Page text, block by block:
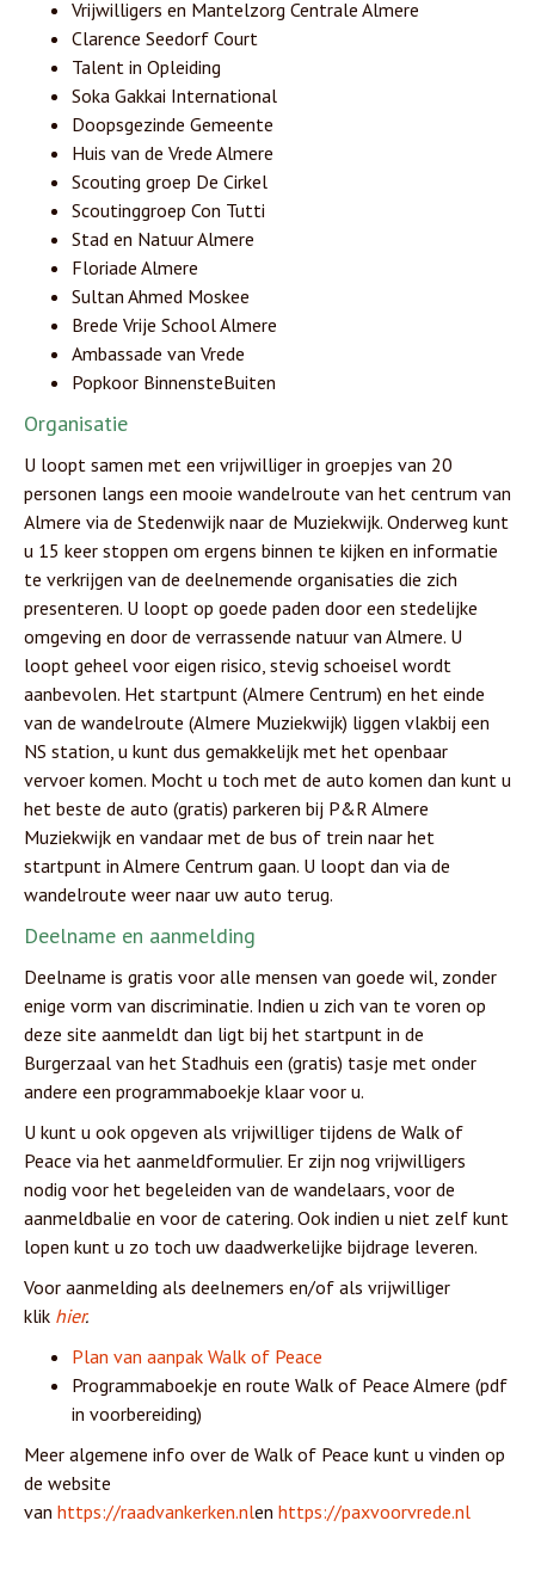
Vrijwilligers en Mantelzorg Centrale Almere
Clarence Seedorf Court
Talent in Opleiding
Soka Gakkai International
Doopsgezinde Gemeente
Huis van de Vrede Almere
Scouting groep De Cirkel
Scoutinggroep Con Tutti
Stad en Natuur Almere
Floriade Almere
Sultan Ahmed Moskee
Brede Vrije School Almere
Ambassade van Vrede
Popkoor BinnensteBuiten
Organisatie
U loopt samen met een vrijwilliger in groepjes van 20
personen langs een mooie wandelroute van het centrum van
Almere via de Stedenwijk naar de Muziekwijk. Onderweg kunt
u 15 keer stoppen om ergens binnen te kijken en informatie
te verkrijgen van de deelnemende organisaties die zich
presenteren. U loopt op goede paden door een stedelijke
omgeving en door de verrassende natuur van Almere. U
loopt geheel voor eigen risico, stevig schoeisel wordt
aanbevolen. Het startpunt (Almere Centrum) en het einde
van de wandelroute (Almere Muziekwijk) liggen vlakbij een
NS station, u kunt dus gemakkelijk met het openbaar
vervoer komen. Mocht u toch met de auto komen dan kunt u
het beste de auto (gratis) parkeren bij P&R Almere
Muziekwijk en vandaar met de bus of trein naar het
startpunt in Almere Centrum gaan. U loopt dan via de
wandelroute weer naar uw auto terug.
Deelname en aanmelding
Deelname is gratis voor alle mensen van goede wil, zonder
enige vorm van discriminatie. Indien u zich van te voren op
deze site aanmeldt dan ligt bij het startpunt in de
Burgerzaal van het Stadhuis een (gratis) tasje met onder
andere een programmaboekje klaar voor u.
U kunt u ook opgeven als vrijwilliger tijdens de Walk of
Peace via het aanmeldformulier. Er zijn nog vrijwilligers
nodig voor het begeleiden van de wandelaars, voor de
aanmeldbalie en voor de catering. Ook indien u niet zelf kunt
lopen kunt u zo toch uw daadwerkelijke bijdrage leveren.
Voor aanmelding als deelnemers en/of als vrijwilliger
klik hier.
Plan van aanpak Walk of Peace
Programmaboekje en route Walk of Peace Almere (pdf
in voorbereiding)
Meer algemene info over de Walk of Peace kunt u vinden op
de website
van https://raadvankerken.nlen https://paxvoorvrede.nl